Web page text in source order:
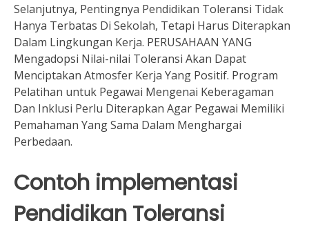
Selanjutnya, Pentingnya Pendidikan Toleransi Tidak
Hanya Terbatas Di Sekolah, Tetapi Harus Diterapkan
Dalam Lingkungan Kerja. PERUSAHAAN YANG
Mengadopsi Nilai-nilai Toleransi Akan Dapat
Menciptakan Atmosfer Kerja Yang Positif. Program
Pelatihan untuk Pegawai Mengenai Keberagaman
Dan Inklusi Perlu Diterapkan Agar Pegawai Memiliki
Pemahaman Yang Sama Dalam Menghargai
Perbedaan.
Contoh implementasi
Pendidikan Toleransi